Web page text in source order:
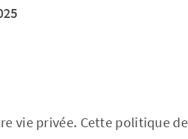
vie privée. Cette politique